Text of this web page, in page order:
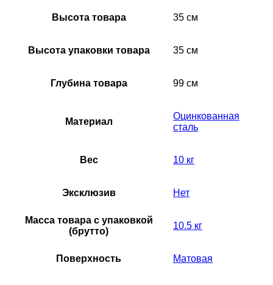
Высота товара 35 см
Высота упаковки товара 35 см
Глубина товара 99 см
Материал
Оцинкованная
сталь
Вес 10 кг
Эксклюзив Нет
Масса товара с упаковкой
(брутто)
10.5 кг
Поверхность Матовая